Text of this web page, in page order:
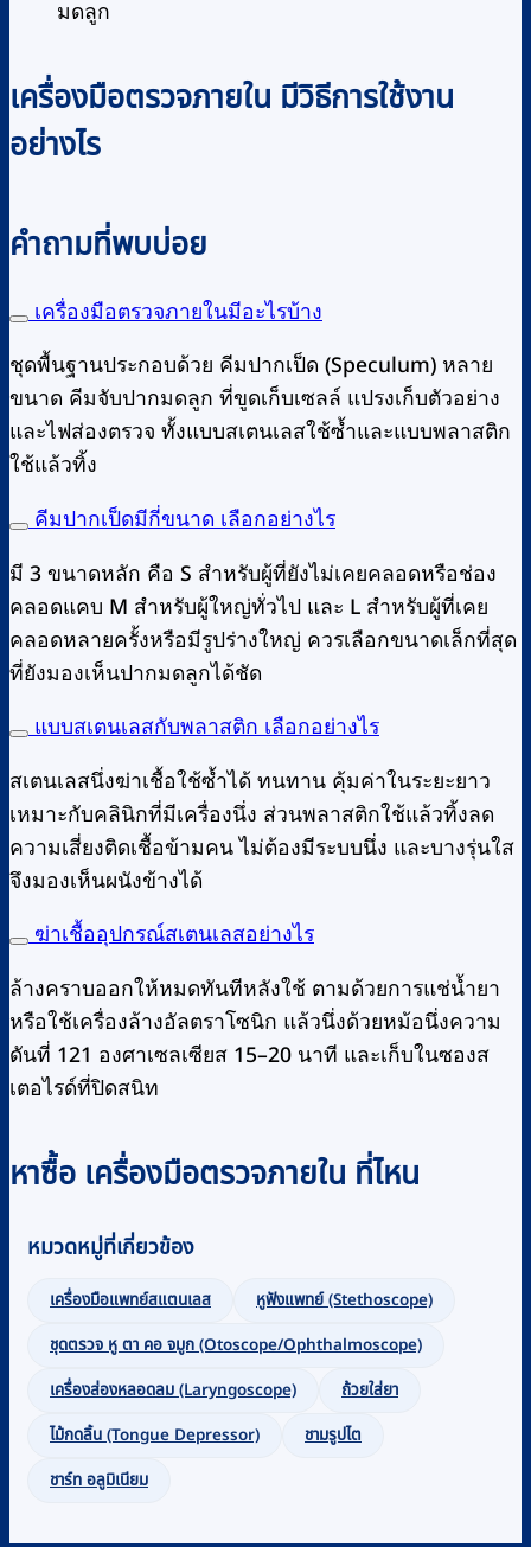
มดลูก
เครื่องมือตรวจภายใน มีวิธีการใช้งาน
อย่างไร
คำถามที่พบบ่อย
เครื่องมือตรวจภายในมีอะไรบ้าง
ชุดพื้นฐานประกอบด้วย คีมปากเป็ด (Speculum) หลาย
ขนาด คีมจับปากมดลูก ที่ขูดเก็บเซลล์ แปรงเก็บตัวอย่าง
และไฟส่องตรวจ ทั้งแบบสเตนเลสใช้ซ้ำและแบบพลาสติก
ใช้แล้วทิ้ง
คีมปากเป็ดมีกี่ขนาด เลือกอย่างไร
มี 3 ขนาดหลัก คือ S สำหรับผู้ที่ยังไม่เคยคลอดหรือช่อง
คลอดแคบ M สำหรับผู้ใหญ่ทั่วไป และ L สำหรับผู้ที่เคย
คลอดหลายครั้งหรือมีรูปร่างใหญ่ ควรเลือกขนาดเล็กที่สุด
ที่ยังมองเห็นปากมดลูกได้ชัด
แบบสเตนเลสกับพลาสติก เลือกอย่างไร
สเตนเลสนึ่งฆ่าเชื้อใช้ซ้ำได้ ทนทาน คุ้มค่าในระยะยาว
เหมาะกับคลินิกที่มีเครื่องนึ่ง ส่วนพลาสติกใช้แล้วทิ้งลด
ความเสี่ยงติดเชื้อข้ามคน ไม่ต้องมีระบบนึ่ง และบางรุ่นใส
จึงมองเห็นผนังข้างได้
ฆ่าเชื้ออุปกรณ์สเตนเลสอย่างไร
ล้างคราบออกให้หมดทันทีหลังใช้ ตามด้วยการแช่น้ำยา
หรือใช้เครื่องล้างอัลตราโซนิก แล้วนึ่งด้วยหม้อนึ่งความ
ดันที่ 121 องศาเซลเซียส 15–20 นาที และเก็บในซองส
เตอไรด์ที่ปิดสนิท
หาซื้อ เครื่องมือตรวจภายใน ที่ไหน
หมวดหมู่ที่เกี่ยวข้อง
เครื่องมือแพทย์สแตนเลส
หูฟังแพทย์ (Stethoscope)
ชุดตรวจ หู ตา คอ จมูก (Otoscope/Ophthalmoscope)
เครื่องส่องหลอดลม (Laryngoscope)
ถ้วยใส่ยา
ไม้กดลิ้น (Tongue Depressor)
ชามรูปไต
ชาร์ท อลูมิเนียม